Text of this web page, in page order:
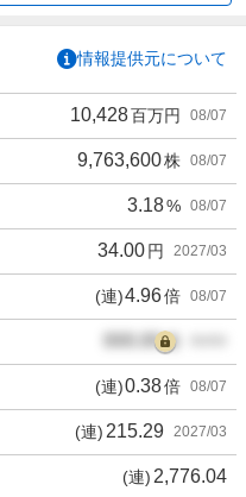
情報提供元について
10,428百万円 08/07
9,763,600株 08/07
3.18% 08/07
34.00円 2027/03
(連)4.96倍 08/07
000.00倍
(連)0.38倍 08/07
(連) 215.29 2027/03
(連) 2,776.04